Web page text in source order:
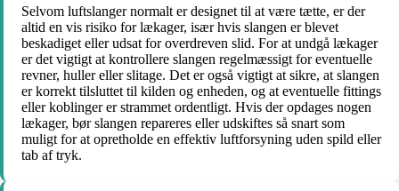
Selvom luftslanger normalt er designet til at være tætte, er der
altid en vis risiko for lækager, især hvis slangen er blevet
beskadiget eller udsat for overdreven slid. For at undgå lækager
er det vigtigt at kontrollere slangen regelmæssigt for eventuelle
revner, huller eller slitage. Det er også vigtigt at sikre, at slangen
er korrekt tilsluttet til kilden og enheden, og at eventuelle fittings
eller koblinger er strammet ordentligt. Hvis der opdages nogen
lækager, bør slangen repareres eller udskiftes så snart som
muligt for at opretholde en effektiv luftforsyning uden spild eller
tab af tryk.